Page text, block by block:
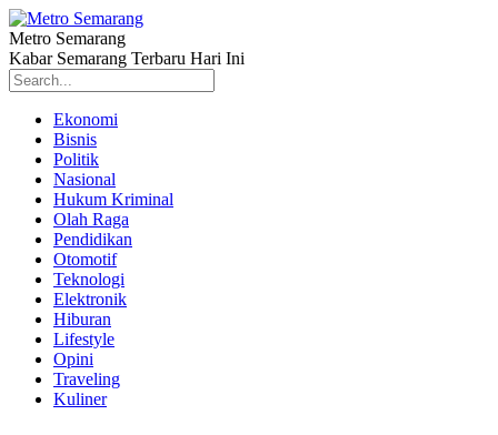
Metro Semarang
Kabar Semarang Terbaru Hari Ini
Ekonomi
Bisnis
Politik
Nasional
Hukum Kriminal
Olah Raga
Pendidikan
Otomotif
Teknologi
Elektronik
Hiburan
Lifestyle
Opini
Traveling
Kuliner